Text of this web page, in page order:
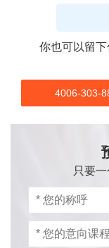
你也可以留
4006-303-
只要